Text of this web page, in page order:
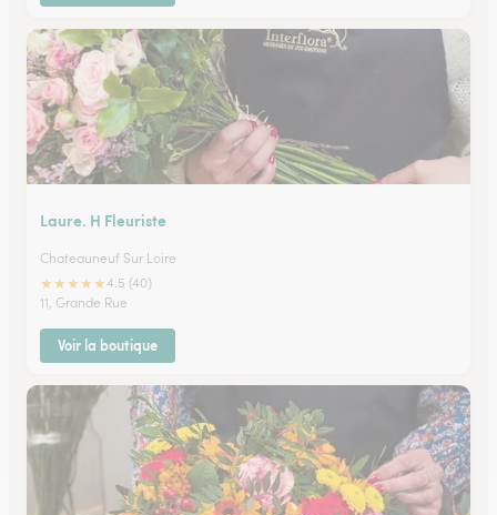
Laure. H Fleuriste
Chateauneuf Sur Loire
★★★★★4.5 (40)
11, Grande Rue
Voir la boutique